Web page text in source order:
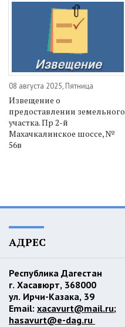
08 августа 2025, Пятница
Извещение о
предоставлении земельного
участка. Пр 2-й
Махачкалинское шоссе, №
56в
АДРЕС
Республика Дагестан
г. Хасавюрт, 368000
ул. Ирчи-Казака, 39
Email: xacavurt@mail.ru;
hasavurt@e-dag.ru